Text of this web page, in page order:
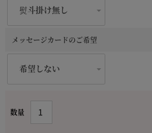
メッセージカードのご希望